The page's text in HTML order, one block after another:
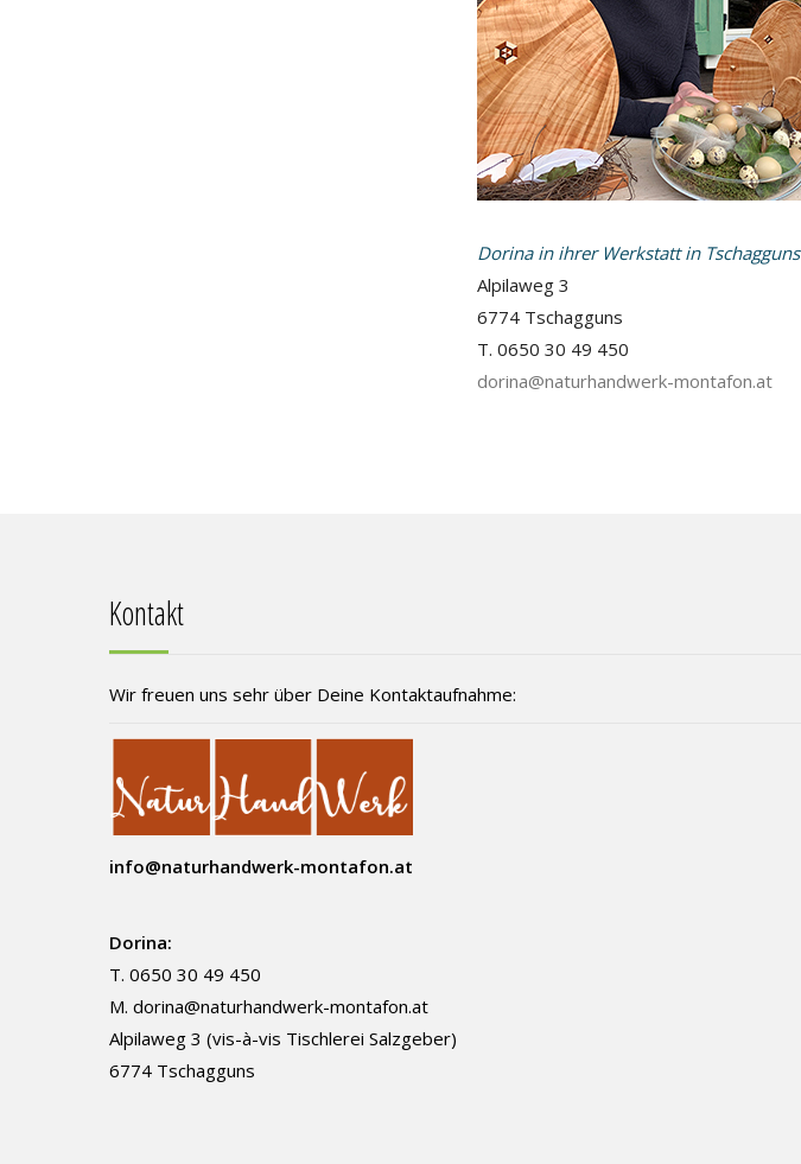
Dorina in ihrer Werkstatt in Tschagguns
Alpilaweg 3
6774 Tschagguns
T. 0650 30 49 450
dorina@naturhandwerk-montafon.at
Kontakt
Wir freuen uns sehr über Deine Kontaktaufnahme:
info@naturhandwerk-montafon.at
Dorina:
T. 0650 30 49 450
M. dorina@naturhandwerk-montafon.at
Alpilaweg 3 (vis-à-vis Tischlerei Salzgeber)
6774 Tschagguns